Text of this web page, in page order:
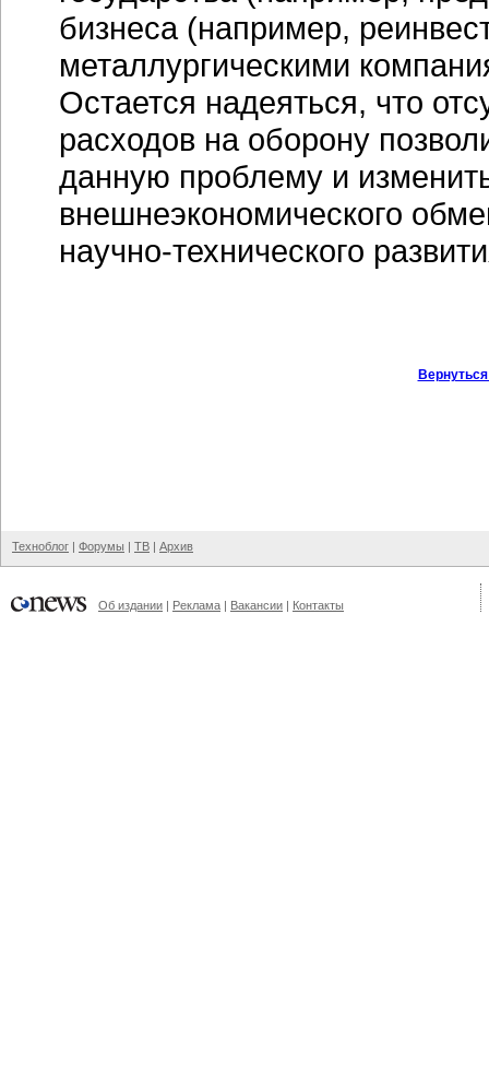
бизнеса (например,
металлургическими
Остается надеяться, что
расходов на оборону
данную проблему и
внешнеэкономического
научно-технического
Техноблог | Форумы | ТВ | Архив
Об издании | Реклама | Вакансии | Контакты